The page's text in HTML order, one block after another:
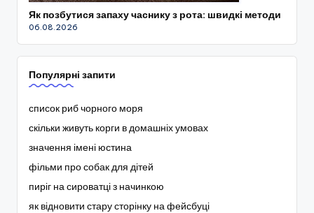
Як позбутися запаху часнику з рота: швидкі методи
06.08.2026
Популярні запити
список риб чорного моря
скільки живуть корги в домашніх умовах
значення імені юстина
фільми про собак для дітей
пиріг на сироватці з начинкою
як відновити стару сторінку на фейсбуці